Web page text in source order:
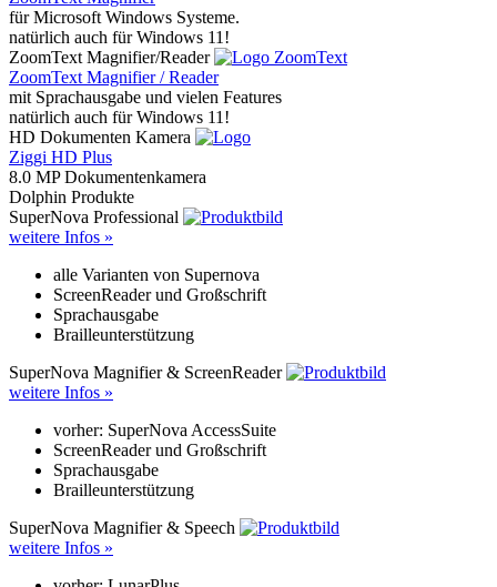
für Microsoft Windows Systeme.
natürlich auch für Windows 11!
ZoomText Magnifier/Reader
ZoomText Magnifier / Reader
mit Sprachausgabe und vielen Features
natürlich auch für Windows 11!
HD Dokumenten Kamera
Ziggi HD Plus
8.0 MP Dokumentenkamera
Dolphin Produkte
SuperNova Professional
weitere Infos »
alle Varianten von Supernova
ScreenReader und Großschrift
Sprachausgabe
Brailleunterstützung
SuperNova Magnifier & ScreenReader
weitere Infos »
vorher: SuperNova AccessSuite
ScreenReader und Großschrift
Sprachausgabe
Brailleunterstützung
SuperNova Magnifier & Speech
weitere Infos »